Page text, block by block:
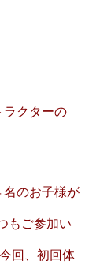
ラクターの
名のお子様が
もご参加い
今回、初回体